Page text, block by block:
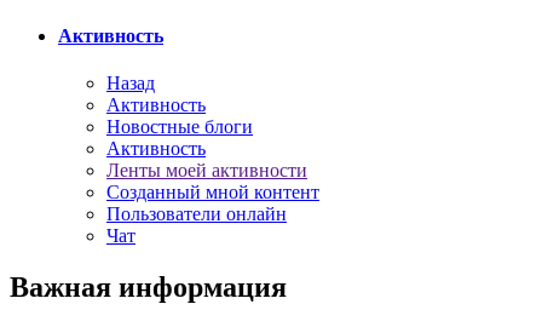
Активность
Назад
Активность
Новостные блоги
Активность
Ленты моей активности
Созданный мной контент
Пользователи онлайн
Чат
Важная информация